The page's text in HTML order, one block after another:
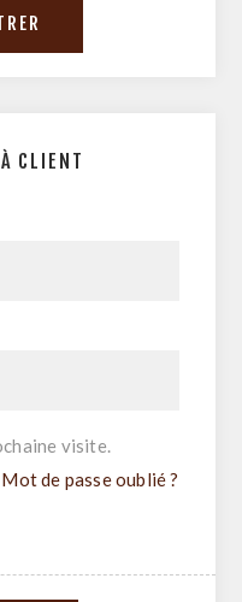
CLIENT
visite.
Mot de passe oublié ?